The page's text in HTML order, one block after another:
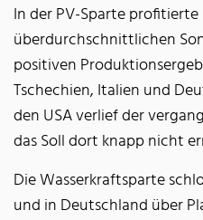
In der PV-Sparte
überdurchschnittlichen
positiven
Tschechien, Italien und
den USA verlief der
das Soll dort knapp nicht
Die Wasserkraftsparte
und in Deutschland über